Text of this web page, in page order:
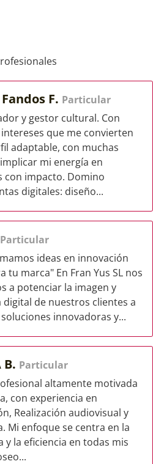
F. Particular
y gestor cultural. Con
que me convierten
adaptable, con muchas
mi energía en
con impacto. Domino
digitales: diseño...
Particular
ideas en innovación
tu marca" En Fran Yus SL nos
a potenciar la imagen y
digital de nuestros clientes a
innovadoras y...
B. Particular
altamente motivada
con experiencia en
Realización audiovisual y
Mi enfoque se centra en la
y la eficiencia en todas mis